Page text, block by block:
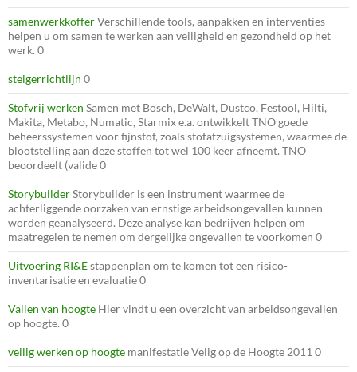
samenwerkkofferVerschillende tools, aanpakken en interventies
helpen u om samen te werken aan veiligheid en gezondheid op het
werk. 0
steigerrichtlijn 0
Stofvrij werken Samen met Bosch, DeWalt, Dustco, Festool, Hilti,
Makita, Metabo, Numatic, Starmix e.a. ontwikkelt TNO goede
beheerssystemen voor fijnstof, zoals stofafzuigsystemen, waarmee de
blootstelling aan deze stoffen tot wel 100 keer afneemt. TNO
beoordeelt (valide 0
StorybuilderStorybuilder is een instrument waarmee de
achterliggende oorzaken van ernstige arbeidsongevallen kunnen
worden geanalyseerd. Deze analyse kan bedrijven helpen om
maatregelen te nemen om dergelijke ongevallen te voorkomen 0
Uitvoering RI&Estappenplan om te komen tot een risico-
inventarisatie en evaluatie 0
Vallen van hoogte Hier vindt u een overzicht van arbeidsongevallen
op hoogte. 0
veilig werken op hoogte manifestatie Velig op de Hoogte 2011 0